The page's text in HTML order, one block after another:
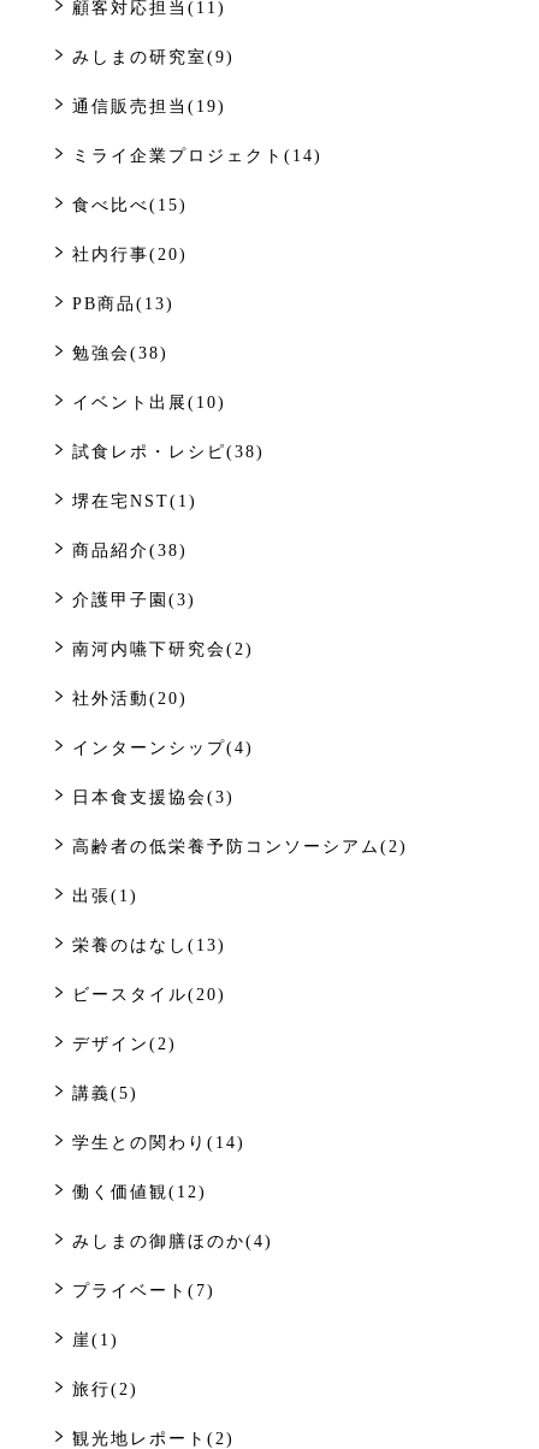
顧客対応担当(11)
みしまの研究室(9)
通信販売担当(19)
ミライ企業プロジェクト(14)
食べ比べ(15)
社内行事(20)
PB商品(13)
勉強会(38)
イベント出展(10)
試食レポ・レシピ(38)
堺在宅NST(1)
商品紹介(38)
介護甲子園(3)
南河内嚥下研究会(2)
社外活動(20)
インターンシップ(4)
日本食支援協会(3)
高齢者の低栄養予防コンソーシアム(2)
出張(1)
栄養のはなし(13)
ビースタイル(20)
デザイン(2)
講義(5)
学生との関わり(14)
働く価値観(12)
みしまの御膳ほのか(4)
プライベート(7)
崖(1)
旅行(2)
観光地レポート(2)